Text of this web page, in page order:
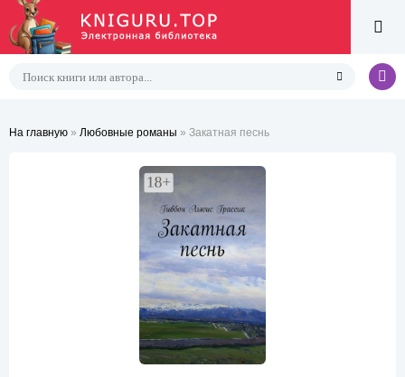
На главную » Любовные романы » Закатная песнь